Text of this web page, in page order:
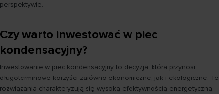
perspektywie.
Czy warto inwestować w piec
kondensacyjny?
Inwestowanie w piec kondensacyjny to decyzja, która przynosi
długoterminowe korzyści zarówno ekonomiczne, jak i ekologiczne. Te
rozwiązania charakteryzują się wysoką efektywnością energetyczną,